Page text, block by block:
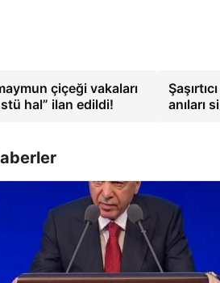
çiçeği vakaları
hal” ilan edildi!
anıları